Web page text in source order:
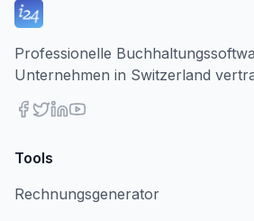
Professionelle
Unternehmen in Switzerland
Tools
Rechnungsgenerator